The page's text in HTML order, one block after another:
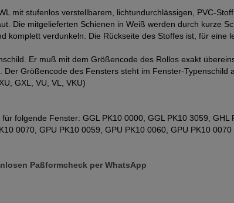
mit stufenlos verstellbarem, lichtundurchlässigen, PVC-
Die mitgelieferten Schienen in Weiß werden durch kurze
komplett verdunkeln. Die Rückseite des Stoffes ist, für eine
Er muß mit dem Größencode des Rollos exakt
Größencode des Fensters steht im Fenster-Typenschild
GXL, VU, VL, VKU)
folgende Fenster: GGL PK10 0000, GGL PK10 3059,
0070, GPU PK10 0059, GPU PK10 0060, GPU PK10 0070
Paßformcheck per WhatsApp